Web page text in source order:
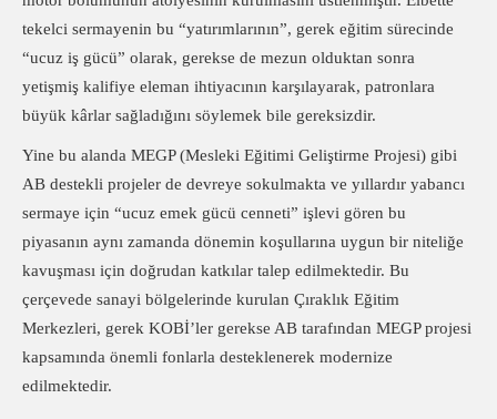
tekelci sermayenin bu “yatırımlarının”, gerek eğitim sürecinde
“ucuz iş gücü” olarak, gerekse de mezun olduktan sonra
yetişmiş kalifiye eleman ihtiyacının karşılayarak, patronlara
büyük kârlar sağladığını söylemek bile gereksizdir.
Yine bu alanda MEGP (Mesleki Eğitimi Geliştirme Projesi) gibi
AB destekli projeler de devreye sokulmakta ve yıllardır yabancı
sermaye için “ucuz emek gücü cenneti” işlevi gören bu
piyasanın aynı zamanda dönemin koşullarına uygun bir niteliğe
kavuşması için doğrudan katkılar talep edilmektedir. Bu
çerçevede sanayi bölgelerinde kurulan Çıraklık Eğitim
Merkezleri, gerek KOBİ’ler gerekse AB tarafından MEGP projesi
kapsamında önemli fonlarla desteklenerek modernize
edilmektedir.